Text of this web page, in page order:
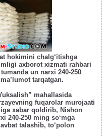
hokimini chalg‘itishga
axborot xizmati rahbari
un narxi 240-250
tarqatgan.
mahallasida
fuqarolar murojaati
xabar qoldirib, Nishon
240-250 ming so‘mga
talashib, to‘polon